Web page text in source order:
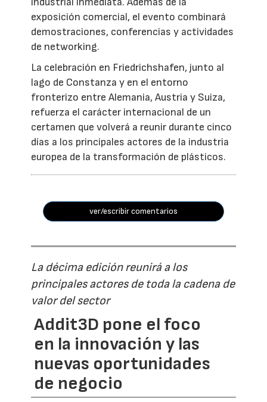
exposición comercial, el evento combinará
demostraciones, conferencias y actividades
de networking.
La celebración en Friedrichshafen, junto al
lago de Constanza y en el entorno
fronterizo entre Alemania, Austria y Suiza,
refuerza el carácter internacional de un
certamen que volverá a reunir durante cinco
días a los principales actores de la industria
europea de la transformación de plásticos.
ver/escribir comentarios
La décima edición reunirá a los
principales actores de toda la cadena de
valor del sector
Addit3D pone el foco
en la innovación y las
nuevas oportunidades
de negocio